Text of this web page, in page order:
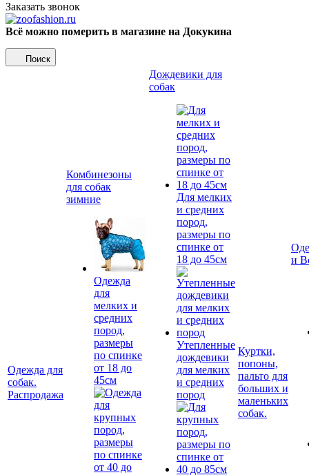
Заказать звонок
Всё можно померить в магазине на Докукина
Поиск
Одежда для
собак.
Распродажа
Комбинезоны
для собак
зимние
Одежда
для
мелких и
средних
пород,
размеры
по спинке
от 18 до
45см
Дождевики для
собак
Для мелких
и средних
пород,
размеры по
спинке от
18 до 45см
Утепленные
дождевики
для мелких
и средних
пород
Куртки,
попоны,
пальто для
больших и
маленьких
собак.
и